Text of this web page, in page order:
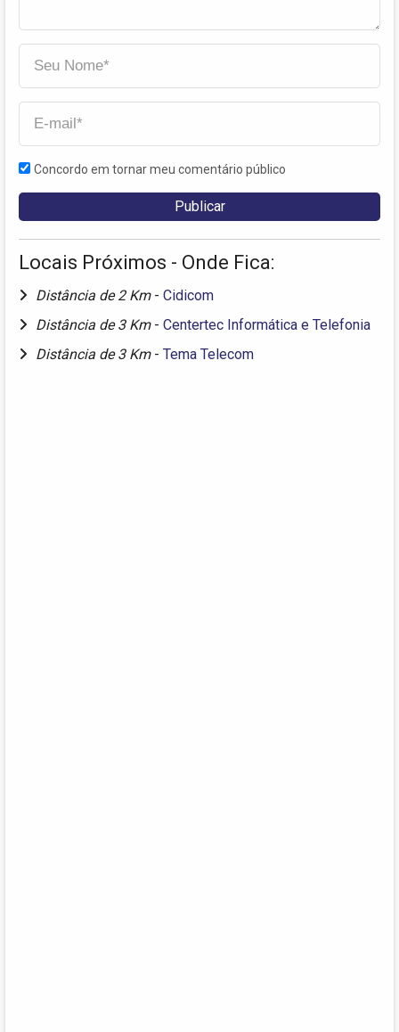
Concordo em tornar meu comentário público
Locais Próximos - Onde Fica:
Distância de 2 Km - Cidicom
Distância de 3 Km - Centertec Informática e Telefonia
Distância de 3 Km - Tema Telecom